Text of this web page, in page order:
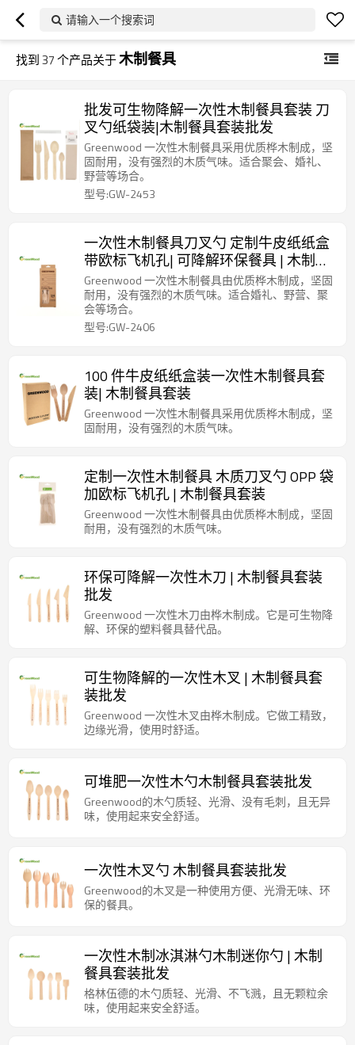
请输入一个搜索词
找到37个产品关于木制餐具
批发可生物降解一次性木制餐具套装 刀
叉勺纸袋装|木制餐具套装批发
Greenwood 一次性木制餐具采用优质桦木制成，坚
固耐用，没有强烈的木质气味。适合聚会、婚礼、
野营等场合。
型号:GW-2453
一次性木制餐具刀叉勺 定制牛皮纸纸盒
带欧标飞机孔| 可降解环保餐具 | 木制餐
具套装
Greenwood 一次性木制餐具由优质桦木制成，坚固
耐用，没有强烈的木质气味。适合婚礼、野营、聚
会等场合。
型号:GW-2406
100 件牛皮纸纸盒装一次性木制餐具套
装| 木制餐具套装
Greenwood 一次性木制餐具采用优质桦木制成，坚
固耐用，没有强烈的木质气味。
定制一次性木制餐具 木质刀叉勺 OPP 袋
加欧标飞机孔 | 木制餐具套装
Greenwood 一次性木制餐具由优质桦木制成，坚固
耐用，没有强烈的木质气味。
环保可降解一次性木刀 | 木制餐具套装
批发
Greenwood 一次性木刀由桦木制成。它是可生物降
解、环保的塑料餐具替代品。
可生物降解的一次性木叉 | 木制餐具套
装批发
Greenwood 一次性木叉由桦木制成。它做工精致，
边缘光滑，使用时舒适。
可堆肥一次性木勺木制餐具套装批发
Greenwood的木勺质轻、光滑、没有毛刺，且无异
味，使用起来安全舒适。
一次性木叉勺 木制餐具套装批发
Greenwood的木叉是一种使用方便、光滑无味、环
保的餐具。
一次性木制冰淇淋勺木制迷你勺 | 木制
餐具套装批发
格林伍德的木勺质轻、光滑、不飞溅，且无颗粒余
味，使用起来安全舒适。